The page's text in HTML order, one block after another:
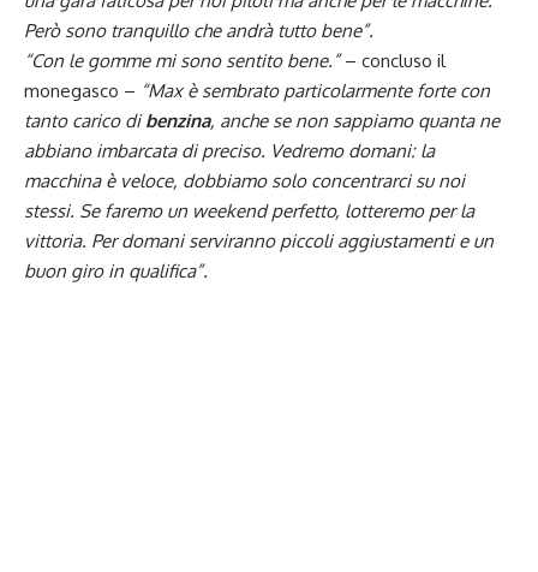
Però sono tranquillo che andrà tutto bene”.
“Con le gomme mi sono sentito bene.”– concluso il
monegasco – “Max è sembrato particolarmente forte con
tanto carico di benzina, anche se non sappiamo quanta ne
abbiano imbarcata di preciso. Vedremo domani: la
macchina è veloce, dobbiamo solo concentrarci su noi
stessi. Se faremo un weekend perfetto, lotteremo per la
vittoria. Per domani serviranno piccoli aggiustamenti e un
buon giro in qualifica”.